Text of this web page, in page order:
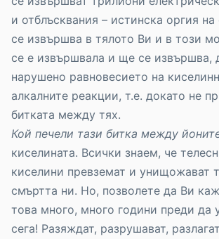
и отблъсквания – истинска оргия
се извършва в тялото Ви и в този
се е извършвала и ще се извършва,
нарушено равновесието на
алкалните реакции, т.е. докато не
битката между тях.
Кой печели тази битка между
киселината. Всички знаем, че
киселини превземат и унищожават
смъртта ни. Но, позволете да Ви
това много, много години преди
сега! Разяждат, разрушават,